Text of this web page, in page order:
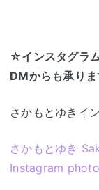
☆インスタグラ
DMからも承りま
さかもとゆきイ
さかもとゆき
Instagram